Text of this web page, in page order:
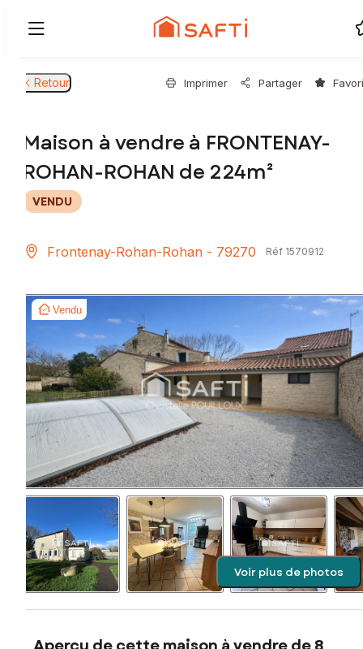
Retour Imprimer Partager
Maison à vendre à FRONTENAY-
ROHAN-ROHAN de 224m²
VENDU
Frontenay-Rohan-Rohan - 79270 Réf 1570912
Vendu
Voir plus de photos